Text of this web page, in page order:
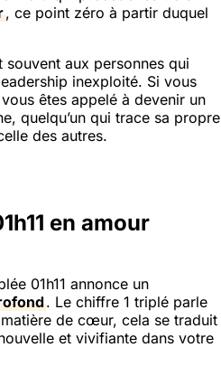
, ce point zéro à partir duquel
aux personnes qui
inexploité. Si vous
êtes appelé à devenir un
quelqu’un qui trace sa propre
des autres.
en amour
01h11 annonce un
. Le chiffre 1 triplé parle
de cœur, cela se traduit
et vivifiante dans votre